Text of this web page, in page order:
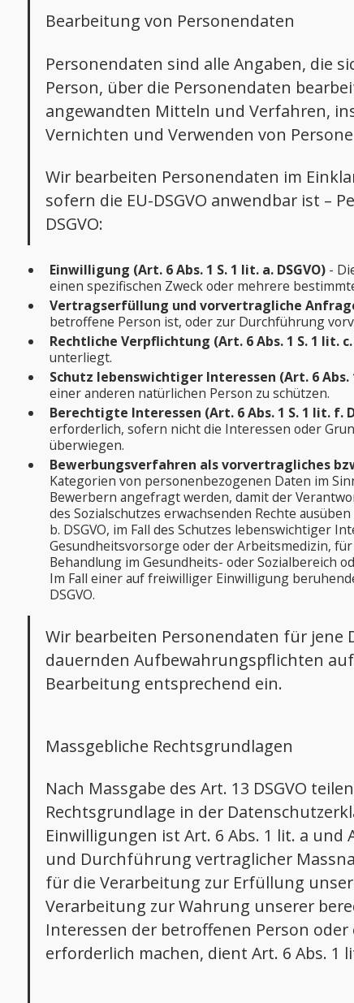
Bearbeitung von Personendaten
Personendaten sind alle Angaben, die
Person, über die Personendaten
angewandten Mitteln und Verfahren,
Vernichten und Verwenden von
Wir bearbeiten Personendaten im
sofern die EU-DSGVO anwendbar ist –
DSGVO:
Einwilligung (Art. 6 Abs. 1 S. 1 lit. a. DSGVO) -
einen spezifischen Zweck oder mehrere
Vertragserfüllung und vorvertragliche
betroffene Person ist, oder zur Durchführung
Rechtliche Verpflichtung (Art. 6 Abs. 1 S. 1 lit. c.
unterliegt.
Schutz lebenswichtiger Interessen (Art. 6 Abs.
einer anderen natürlichen Person zu schützen.
Berechtigte Interessen (Art. 6 Abs. 1 S. 1 lit. f.
erforderlich, sofern nicht die Interessen oder
überwiegen.
Bewerbungsverfahren als vorvertragliches
Kategorien von personenbezogenen Daten im
Bewerbern angefragt werden, damit der
des Sozialschutzes erwachsenden Rechte
b. DSGVO, im Fall des Schutzes lebenswichtiger
Gesundheitsvorsorge oder der Arbeitsmedizin,
Behandlung im Gesundheits- oder Sozialbereich
Im Fall einer auf freiwilliger Einwilligung
DSGVO.
Wir bearbeiten Personendaten für jene
dauernden Aufbewahrungspflichten
Bearbeitung entsprechend ein.
Massgebliche Rechtsgrundlagen
Nach Massgabe des Art. 13 DSGVO
Rechtsgrundlage in der
Einwilligungen ist Art. 6 Abs. 1 lit. a
und Durchführung vertraglicher
für die Verarbeitung zur Erfüllung
Verarbeitung zur Wahrung unserer
Interessen der betroffenen Person
erforderlich machen, dient Art. 6 Abs. 1